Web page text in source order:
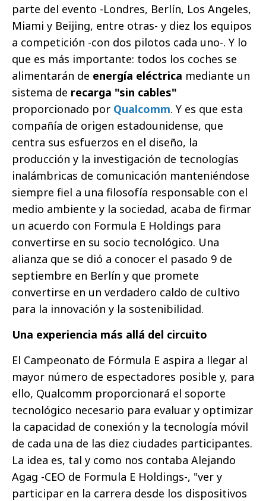
parte del evento -Londres, Berlín, Los Angeles,
Miami y Beijing, entre otras- y diez los equipos
a competición -con dos pilotos cada uno-. Y lo
que es más importante: todos los coches se
alimentarán de energía eléctrica mediante un
sistema de recarga "sin cables"
proporcionado por Qualcomm. Y es que esta
compañía de origen estadounidense, que
centra sus esfuerzos en el diseño, la
producción y la investigación de tecnologías
inalámbricas de comunicación manteniéndose
siempre fiel a una filosofía responsable con el
medio ambiente y la sociedad, acaba de firmar
un acuerdo con Formula E Holdings para
convertirse en su socio tecnológico. Una
alianza que se dió a conocer el pasado 9 de
septiembre en Berlín y que promete
convertirse en un verdadero caldo de cultivo
para la innovación y la sostenibilidad.
Una experiencia más allá del circuito
El Campeonato de Fórmula E aspira a llegar al
mayor número de espectadores posible y, para
ello, Qualcomm proporcionará el soporte
tecnológico necesario para evaluar y optimizar
la capacidad de conexión y la tecnología móvil
de cada una de las diez ciudades participantes.
La idea es, tal y como nos contaba Alejando
Agag -CEO de Formula E Holdings-, "ver y
participar en la carrera desde los dispositivos